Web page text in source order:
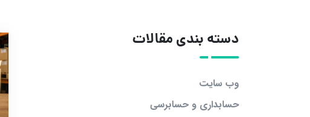
دسته بندی مقالات
وب سایت
حسابداری و حسابرسی